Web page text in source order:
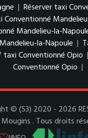
| Réserver taxi
Conventionné
Mandelieu-la-
la-Napoule |
taxi Conventionné Opio |
Conventionné Opio |
© (S3) 2020 - 2026
Mougins . Tous droits